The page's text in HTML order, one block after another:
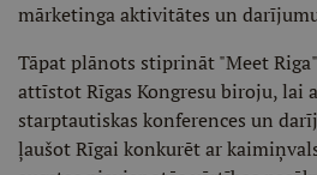
mārketinga aktivitātes un
Tāpat plānots stiprināt "Meet
attīstot Rīgas Kongresu biroju, lai
starptautiskas konferences un
ļaušot Rīgai konkurēt ar